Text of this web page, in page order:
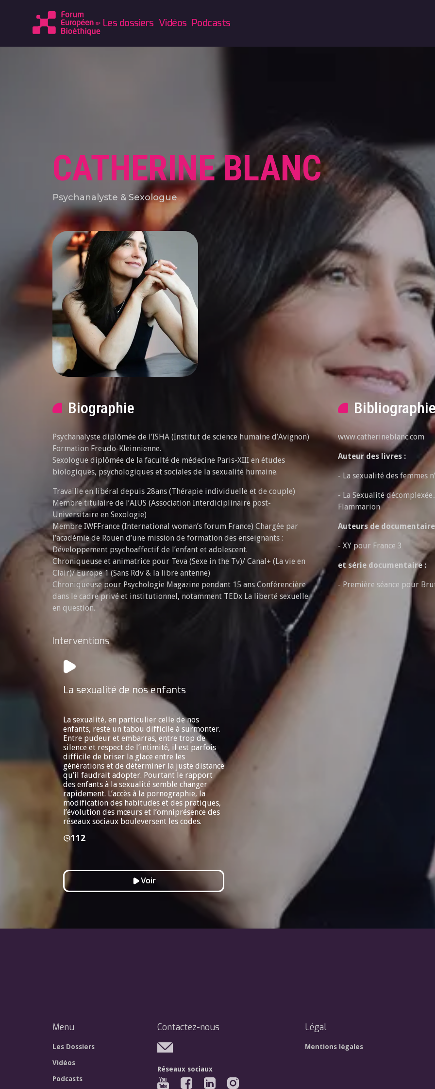
Les dossiers Vidéos Podcasts
CATHERINE BLANC
Psychanalyste & Sexologue
Biographie
Psychanalyste diplômée de l’ISHA (Institut de science humaine d’Avignon)
Formation Freudo-Kleinnienne.
Sexologue diplômée de la faculté de médecine Paris-XIII en études
biologiques, psychologiques et sociales de la sexualité humaine.
Travaille en libéral depuis 28ans (Thérapie individuelle et de couple)
Membre titulaire de l’AIUS (Association Interdiciplinaire post-
Universitaire en Sexologie)
Membre IWFFrance (International woman’s forum France) Chargée par
l’académie de Rouen d’une mission de formation des enseignants :
Développement psychoaffectif de l’enfant et adolescent.
Chroniqueuse et animatrice pour Teva (Sexe in the Tv)/ Canal+ (La vie en
Clair)/ Europe 1 (Sans Rdv & la libre antenne)
Chroniqueuse pour Psychologie Magazine pendant 15 ans Conférencière
dans le cadre privé et institutionnel, notamment TEDx La liberté sexuelle
en question.
www.catherineblanc.com
Auteur des livres :
- La sexualité des femmes
- La Sexualité
Flammarion
Auteurs de
- XY pour France 3
et série documentaire :
- Première séance pour
Interventions
La sexualité de nos enfants
La sexualité, en particulier celle de nos
enfants, reste un tabou difficile à surmonter.
Entre pudeur et embarras, entre trop de
silence et respect de l’intimité, il est parfois
difficile de briser la glace entre les
générations et de déterminer la juste distance
qu’il faudrait adopter. Pourtant le rapport
des enfants à la sexualité semble changer
rapidement. L’accès à la pornographie, la
modification des habitudes et des pratiques,
l’évolution des mœurs et l’omniprésence des
réseaux sociaux bouleversent les codes.
112
Voir
Menu
Les Dossiers
Vidéos
Podcasts
Contactez-nous
Réseaux sociaux
Légal
Mentions légales